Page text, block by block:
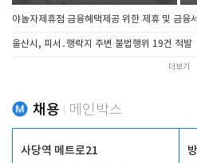
야놀자제휴점 금융혜택제공 위한 제휴 및 금융
울산시, 피서․행락지 주변 불법행위 19건 적발
더보기
채용 메인박스
사당역 메트로21